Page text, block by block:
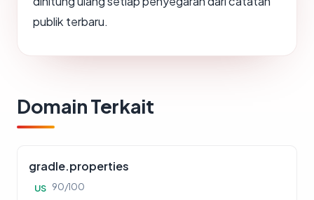
publik terbaru.
Domain Terkait
gradle.properties
US 90/100